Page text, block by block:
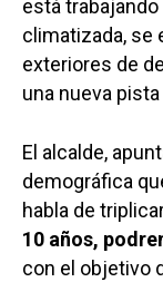
está
climatizada, se
exteriores de
una nueva
El alcalde,
demográfica
habla de
10 años,
con el objetivo